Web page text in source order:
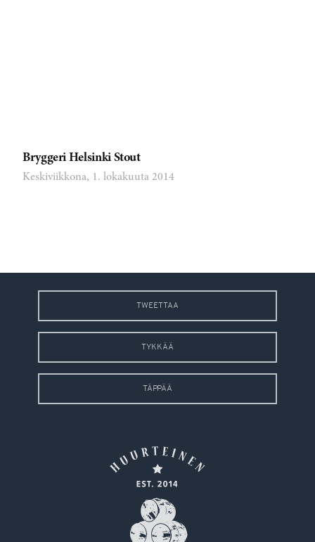
Bryggeri Helsinki Stout
Keskiviikkona, 1. lokakuuta 2014
TWEETTAA
TYKKÄÄ
TÄPPÄÄ